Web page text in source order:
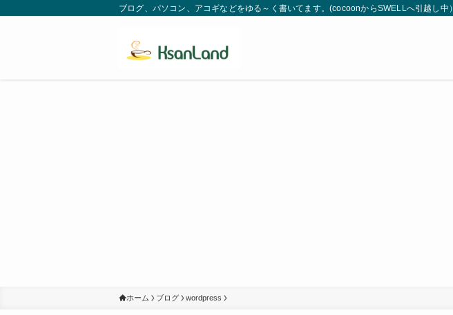
ブログ、パソコン、アコギなどをゆる～く書いてます。(cocoonからSWELLへ引越し中）
ホーム ブログ wordpress